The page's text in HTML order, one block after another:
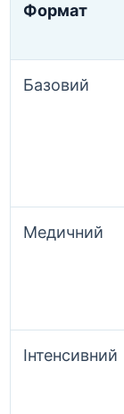
Формат
Базовий
Медичний
Інтенсивний